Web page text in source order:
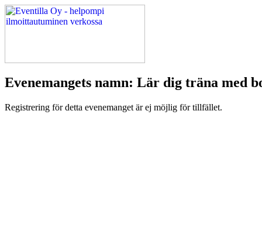
Evenemangets namn: Lär dig träna med
Registrering för detta evenemanget är ej möjlig för tillfället.